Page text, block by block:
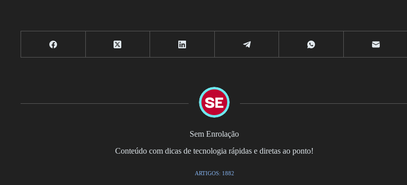
Sem Enrolação
Conteúdo com dicas de tecnologia rápidas e diretas ao ponto!
ARTIGOS: 1882